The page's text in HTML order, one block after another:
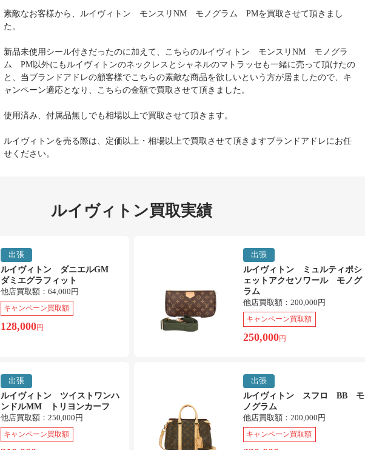
素敵なお客様から、ルイヴィトン モンスリNM モノグラム PMを買取させて頂きまし
た。
新品未使用シール付きだったのに加えて、こちらのルイヴィトン モンスリNM モノグラ
ム PM以外にもルイヴィトンのネックレスとシャネルのマトラッセも一緒に売って頂けたの
と、当ブランドアドレの顧客様でこちらの素敵な商品を欲しいという方が居ましたので、キ
ャンペーン適応となり、こちらの金額で買取させて頂きました。
使用済み、付属品無しでも相場以上で買取させて頂きます。
ルイヴィトンを売る際は、定価以上・相場以上で買取させて頂きますブランドアドレにお任
せください。
ルイヴィトン買取実績
出張
ルイヴィトン ダニエルGM
ダミエグラフィット
他店買取額： 64,000円
キャンペーン買取額
128,000円
出張
ルイヴィトン ミュルティポシ
ェットアクセソワール モノグ
ラム
他店買取額： 200,000円
キャンペーン買取額
250,000円
出張
ルイヴィトン ツイストワンハ
ンドルMM トリヨンカーフ
他店買取額： 250,000円
キャンペーン買取額
出張
ルイヴィトン スフロ BB モ
ノグラム
他店買取額： 200,000円
キャンペーン買取額